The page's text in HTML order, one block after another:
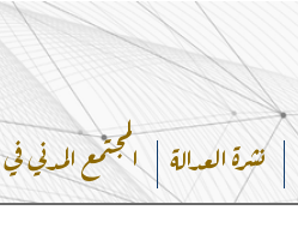
نشرة العدالة المجتمع المدني